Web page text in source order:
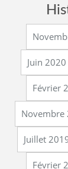
Juin 2020
Février
Novembre
Juillet
Février